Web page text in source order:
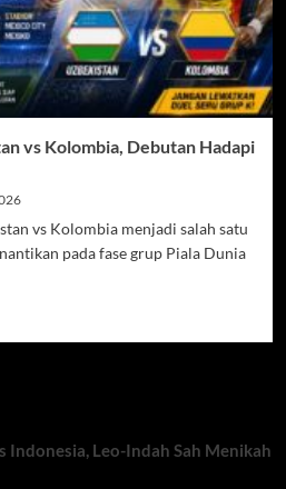
vs Kolombia, Debutan Hadapi
vs Kolombia menjadi salah satu
pada fase grup Piala Dunia
Indonesia, Leo-Indah Sah Menikah